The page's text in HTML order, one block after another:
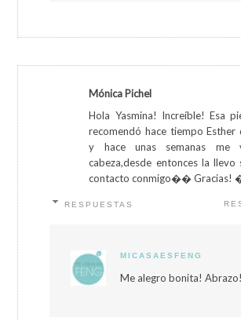
Mónica Pichel
Hola Yasmina! Increíble! Esa
recomendó hace tiempo Esther
y hace unas semanas
cabeza,desde entonces la llevo
contacto conmigo��
RESPUESTAS
MICASAESFENG
Me alegro bonita! Abrazo!